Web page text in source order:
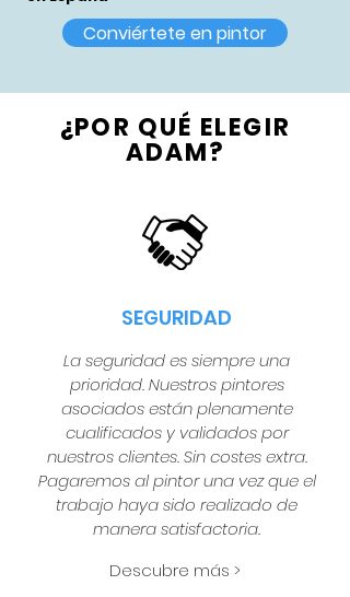
Conviértete en pintor
¿POR QUÉ ELEGIR
ADAM?
SEGURIDAD
La seguridad es siempre una
prioridad. Nuestros pintores
asociados están plenamente
cualificados y validados por
nuestros clientes. Sin costes extra.
Pagaremos al pintor una vez que el
trabajo haya sido realizado de
manera satisfactoria.
Descubre más >